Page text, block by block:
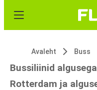
Avaleht Buss
Bussiliinid
Rotterdam ja